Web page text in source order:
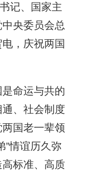
记、国家主
央委员会总
，庆祝两国
命运与共的
、社会制度
国老一辈领
”情谊历久弥
标准、高质